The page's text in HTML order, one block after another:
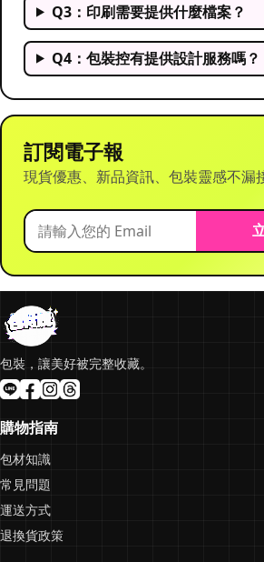
Q3：印刷需要提供什麼檔案？
Q4：包裝控有提供設計服務嗎？
訂閱電子報
現貨優惠、新品資訊、包裝靈感不漏
包裝，讓美好被完整收藏。
購物指南
包材知識
常見問題
運送方式
退換貨政策